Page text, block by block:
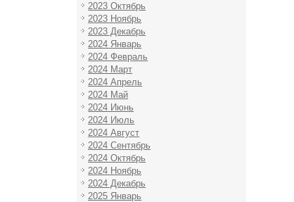
2023 Октябрь
2023 Ноябрь
2023 Декабрь
2024 Январь
2024 Февраль
2024 Март
2024 Апрель
2024 Май
2024 Июнь
2024 Июль
2024 Август
2024 Сентябрь
2024 Октябрь
2024 Ноябрь
2024 Декабрь
2025 Январь